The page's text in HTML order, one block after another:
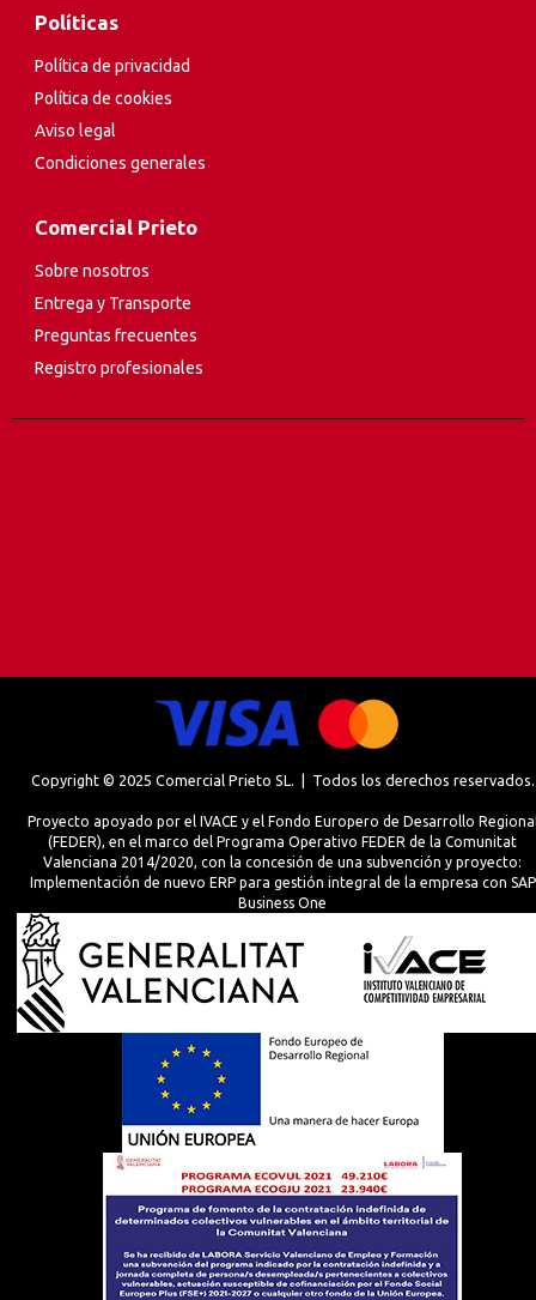
Políticas
Política de privacidad
Política de cookies
Aviso legal
Condiciones generales
Comercial Prieto
Sobre nosotros
Entrega y Transporte
Preguntas frecuentes
Registro profesionales
Copyright © 2025 Comercial Prieto SL. | Todos los derechos reservados.
Proyecto apoyado por el IVACE y el Fondo Europero de Desarrollo
(FEDER), en el marco del Programa Operativo FEDER de la Comunitat
Valenciana 2014/2020, con la concesión de una subvención y proyecto:
Implementación de nuevo ERP para gestión integral de la empresa con SAP
Business One